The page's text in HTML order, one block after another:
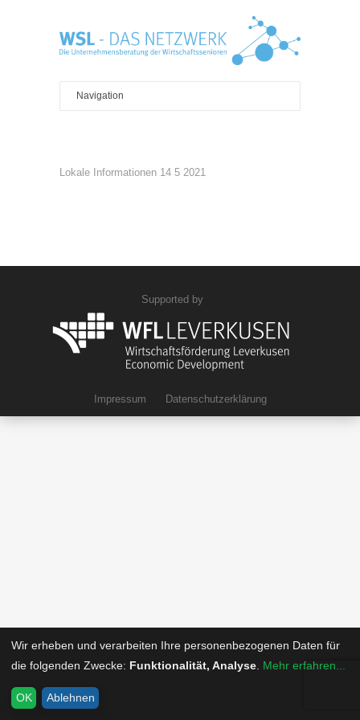
Lokale Informationen 14 5 2021
Supported by
Impressum Datenschutzerklärung
Wir erheben und verarbeiten Ihre personenbezogenen Daten für
die folgenden Zwecke: Funktionalität, Analyse Mehr erfahren...
OK Ablehnen